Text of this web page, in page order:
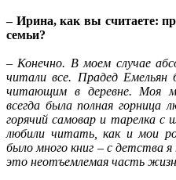
– Ирина, как вы считаете:
семьи?
– Конечно. В моем случае
читали все. Прадед
читающим в деревне. Моя
всегда была полная горница
горячий самовар и тарелка
любили читать, как и мои
было много книг – с детства
это неотъемлемая часть